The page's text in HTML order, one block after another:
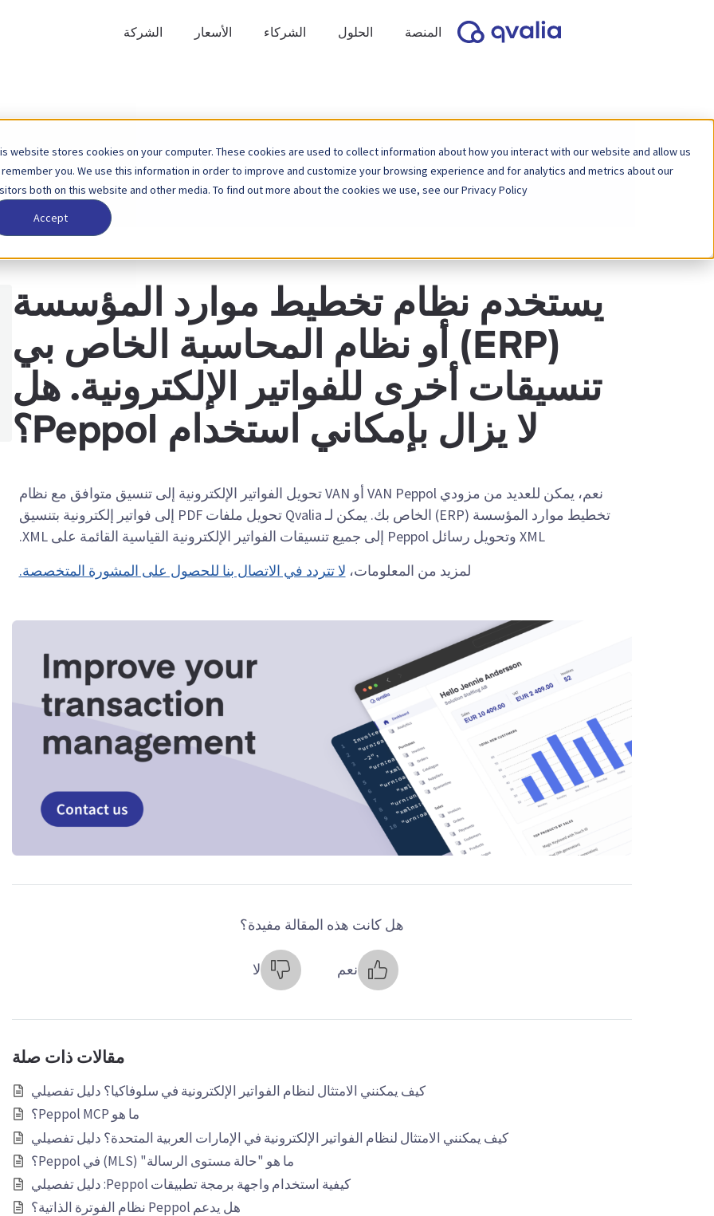
website stores cookies on your computer. These cookies are used to collect information about how you interact with our website and allow us
you. We use this information in order to improve and customize your browsing experience and for analytics and metrics about our
both on this website and other media. To find out more about the cookies we use, see our Privacy Policy.
Accept
المنصة الحلول الشركاء الأسعار الشركة
عن
الصفحة الرئيسية قاعدة المعرفة
بيبول
الصفحة الرئيسية
قاعدة المعرفة عمليات التكامل
يستخدم نظام تخطيط موارد المؤسسة
(ERP) أو نظام المحاسبة الخاص بي
تنسيقات أخرى للفواتير الإلكترونية. هل
لا يزال بإمكاني استخدام Peppol؟
نعم، يمكن للعديد من مزودي VAN Peppol أو VAN تحويل الفواتير الإلكترونية إلى تنسيق متوافق مع نظام
تخطيط موارد المؤسسة (ERP) الخاص بك. يمكن لـ Qvalia تحويل ملفات PDF إلى فواتير إلكترونية بتنسيق
XML وتحويل رسائل Peppol إلى جميع تنسيقات الفواتير الإلكترونية القياسية القائمة على XML.
لمزيد من المعلومات، لا تتردد في الاتصال بنا للحصول على المشورة المتخصصة.
هل كانت هذه المقالة مفيدة؟
نعم لا
مقالات ذات صلة
كيف يمكنني الامتثال لنظام الفواتير الإلكترونية في سلوفاكيا؟ دليل تفصيلي
ما هو Peppol MCP؟
كيف يمكنني الامتثال لنظام الفواتير الإلكترونية في الإمارات العربية المتحدة؟ دليل تفصيلي
ما هو "حالة مستوى الرسالة" (MLS) في Peppol؟
كيفية استخدام واجهة برمجة تطبيقات Peppol: دليل تفصيلي
هل يدعم Peppol نظام الفوترة الذاتية؟